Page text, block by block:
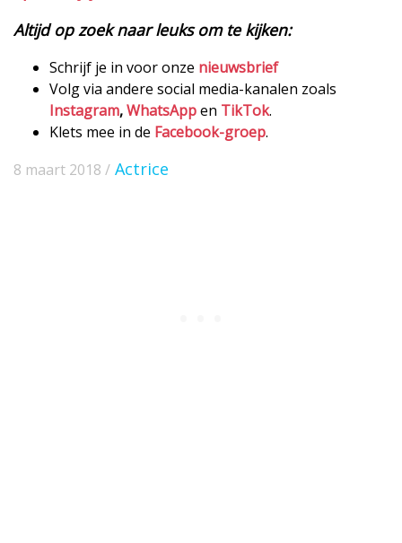
Altijd op zoek naar leuks om te kijken:
Schrijf je in voor onze nieuwsbrief
Volg via andere social media-kanalen zoals
Instagram,WhatsAppen TikTok.
Klets mee in de Facebook-groep.
8 maart 2018 / Actrice